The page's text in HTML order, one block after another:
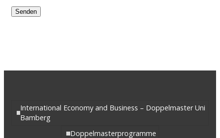
International Economy and Business – Doppelmaster Uni
Bamberg
Doppelmasterprogramme